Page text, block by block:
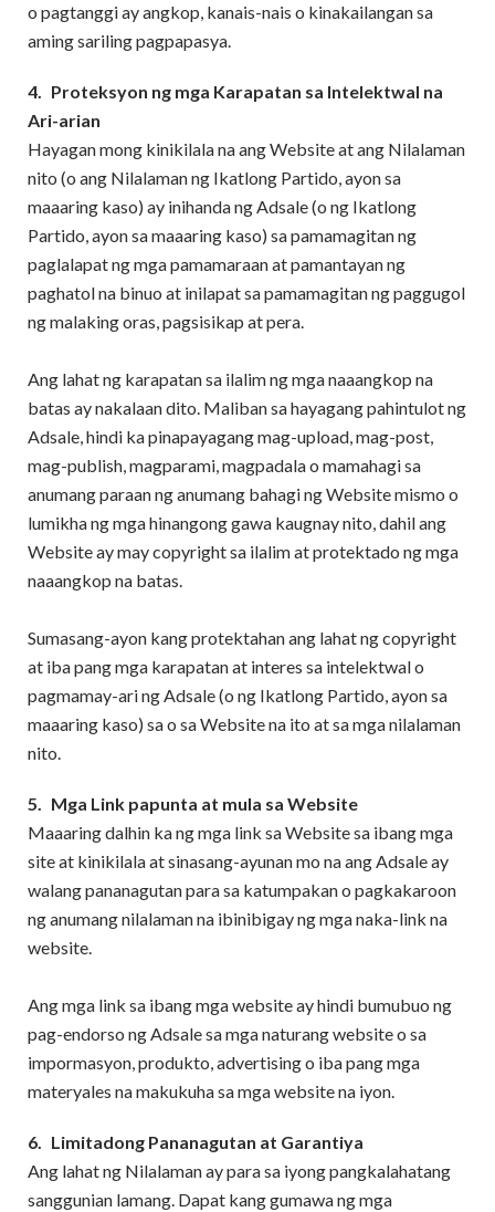
o pagtanggi ay angkop, kanais-nais o kinakailangan sa
aming sariling pagpapasya.
4. Proteksyon ng mga Karapatan sa Intelektwal na
Ari-arian
Hayagan mong kinikilala na ang Website at ang Nilalaman
nito (o ang Nilalaman ng Ikatlong Partido, ayon sa
maaaring kaso) ay inihanda ng Adsale (o ng Ikatlong
Partido, ayon sa maaaring kaso) sa pamamagitan ng
paglalapat ng mga pamamaraan at pamantayan ng
paghatol na binuo at inilapat sa pamamagitan ng paggugol
ng malaking oras, pagsisikap at pera.
Ang lahat ng karapatan sa ilalim ng mga naaangkop na
batas ay nakalaan dito. Maliban sa hayagang pahintulot ng
Adsale, hindi ka pinapayagang mag-upload, mag-post,
mag-publish, magparami, magpadala o mamahagi sa
anumang paraan ng anumang bahagi ng Website mismo o
lumikha ng mga hinangong gawa kaugnay nito, dahil ang
Website ay may copyright sa ilalim at protektado ng mga
naaangkop na batas.
Sumasang-ayon kang protektahan ang lahat ng copyright
at iba pang mga karapatan at interes sa intelektwal o
pagmamay-ari ng Adsale (o ng Ikatlong Partido, ayon sa
maaaring kaso) sa o sa Website na ito at sa mga nilalaman
nito.
5. Mga Link papunta at mula sa Website
Maaaring dalhin ka ng mga link sa Website sa ibang mga
site at kinikilala at sinasang-ayunan mo na ang Adsale ay
walang pananagutan para sa katumpakan o pagkakaroon
ng anumang nilalaman na ibinibigay ng mga naka-link na
website.
Ang mga link sa ibang mga website ay hindi bumubuo ng
pag-endorso ng Adsale sa mga naturang website o sa
impormasyon, produkto, advertising o iba pang mga
materyales na makukuha sa mga website na iyon.
6. Limitadong Pananagutan at Garantiya
Ang lahat ng Nilalaman ay para sa iyong pangkalahatang
sanggunian lamang. Dapat kang gumawa ng mga